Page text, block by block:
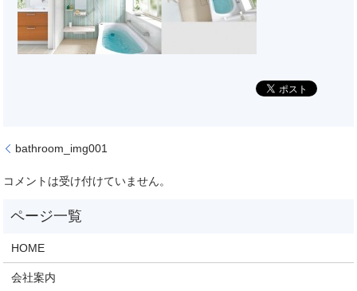
bathroom_img001
コメントは受け付けていません。
HOME
会社案内